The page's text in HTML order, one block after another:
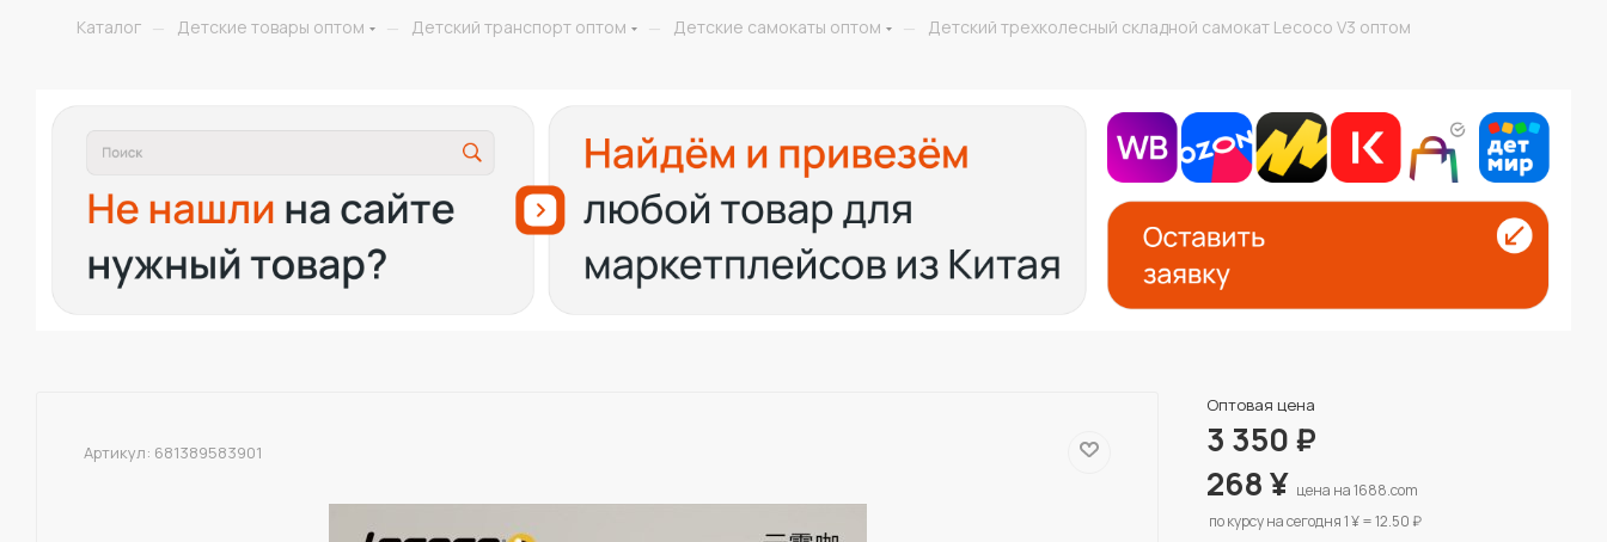
Каталог — Детские товары оптом — Детский транспорт оптом — Детские самокаты оптом — Детский трехколесный складной самокат Lecoco V3 оптом
Артикул: 681389583901
Оптовая цена
3 350₽
268¥ цена на 1688.com
по курсу на сегодня 1 ¥ = 12.50 ₽